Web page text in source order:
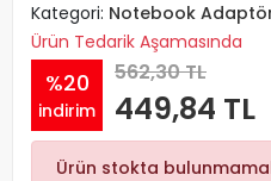
Kategori: Notebook
Ürün Tedarik Aşamasında
%20
indirim
562,30 TL
449,84 TL
Ürün stokta